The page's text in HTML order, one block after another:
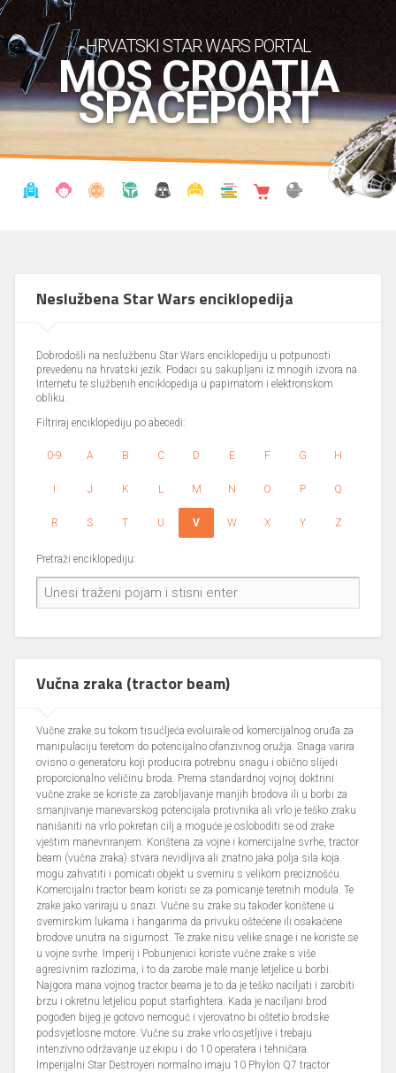
HRVATSKI STAR WARS PORTAL
MOS CROATIA
SPACEPORT
Neslužbena Star Wars enciklopedija
Dobrodošli na neslužbenu Star Wars enciklopediju u potpunosti
prevedenu na hrvatski jezik. Podaci su sakupljani iz mnogih izvora na
Internetu te službenih enciklopedija u papirnatom i elektronskom
obliku.
Filtriraj enciklopediju po abecedi:
0-9 A B C D E F G H
I J K L M N O P Q
R S T U V W X Y Z
Pretraži enciklopediju:
Vučna zraka (tractor beam)
Vučne zrake su tokom tisućljeća evoluirale od komercijalnog oruđa za
manipulaciju teretom do potencijalno ofanzivnog oružja. Snaga varira
ovisno o generatoru koji producira potrebnu snagu i obično slijedi
proporcionalno veličinu broda. Prema standardnoj vojnoj doktrini
vučne zrake se koriste za zarobljavanje manjih brodova ili u borbi za
smanjivanje manevarskog potencijala protivnika ali vrlo je teško zraku
nanišaniti na vrlo pokretan cilj a moguće je osloboditi se od zrake
vještim manevriranjem. Korištena za vojne i komercijalne svrhe, tractor
beam (vučna zraka) stvara nevidljiva ali znatno jaka polja sila koja
mogu zahvatiti i pomicati objekt u svemiru s velikom preciznošću.
Komercijalni tractor beam koristi se za pomicanje teretnih modula. Te
zrake jako variraju u snazi. Vučne su zrake su također korištene u
svemirskim lukama i hangarima da privuku oštećene ili osakaćene
brodove unutra na sigurnost. Te zrake nisu velike snage i ne koriste se
u vojne svrhe. Imperij i Pobunjenici koriste vučne zrake s više
agresivnim razlozima, i to da zarobe male manje letjelice u borbi.
Najgora mana vojnog tractor beama je to da je teško naciljati i zarobiti
brzu i okretnu letjelicu poput starfightera. Kada je naciljani brod
pogođen bijeg je gotovo nemoguć i vjerovatno bi oštetio brodske
podsvjetlosne motore. Vučne su zrake vrlo osjetljive i trebaju
intenzivno održavanje uz ekipu i do 10 operatera i tehničara.
Imperijalni Star Destroyeri normalno imaju 10 Phylon Q7 tractor